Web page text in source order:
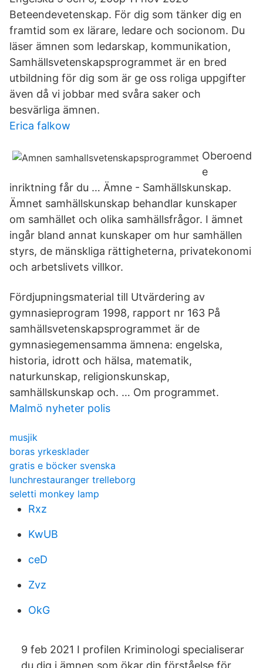
Beteendevetenskap. För dig som tänker dig en
framtid som ex lärare, ledare och socionom. Du
läser ämnen som ledarskap, kommunikation,
Samhällsvetenskapsprogrammet är en bred
utbildning för dig som är ge oss roliga uppgifter
även då vi jobbar med svåra saker och
besvärliga ämnen.
Erica falkow
Oberoend
e
inriktning får du … Ämne - Samhällskunskap.
Ämnet samhällskunskap behandlar kunskaper
om samhället och olika samhällsfrågor. I ämnet
ingår bland annat kunskaper om hur samhällen
styrs, de mänskliga rättigheterna, privatekonomi
och arbetslivets villkor.
Fördjupningsmaterial till Utvärdering av
gymnasieprogram 1998, rapport nr 163 På
samhällsvetenskapsprogrammet är de
gymnasiegemensamma ämnena: engelska,
historia, idrott och hälsa, matematik,
naturkunskap, religionskunskap,
samhällskunskap och. … Om programmet.
Malmö nyheter polis
musjik
boras yrkesklader
gratis e böcker svenska
lunchrestauranger trelleborg
seletti monkey lamp
Rxz
KwUB
ceD
Zvz
OkG
9 feb 2021 I profilen Kriminologi specialiserar
du dig i ämnen som ökar din förståelse för